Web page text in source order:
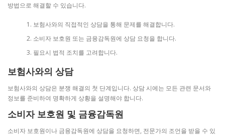
방법으로 해결할 수 있습니다.
보험사와의 직접적인 상담을 통해 문제를 해결합니다.
소비자 보호원 또는 금융감독원에 상담 요청을 합니다.
필요시 법적 조치를 고려합니다.
보험사와의 상담
보험사와의 상담은 분쟁 해결의 첫 단계입니다. 상담 시에는 모든 관련 문서와
정보를 준비하여 명확하게 상황을 설명해야 합니다.
소비자 보호원 및 금융감독원
소비자 보호원이나 금융감독원에 상담을 요청하면, 전문가의 조언을 받을 수 있